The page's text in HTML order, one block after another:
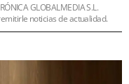
GLOBALMEDIA S.L.
noticias de actualidad.